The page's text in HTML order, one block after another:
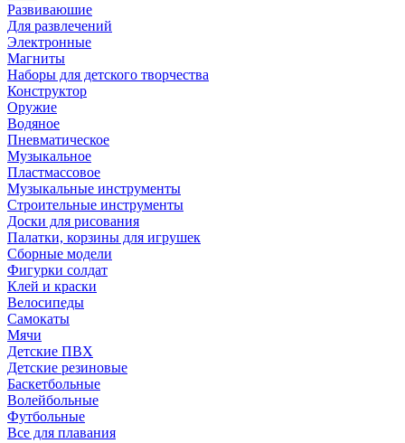
Развиваюшие
Для развлечений
Электронные
Магниты
Наборы для детского творчества
Конструктор
Оружие
Водяное
Пневматическое
Музыкальное
Пластмассовое
Музыкальные инструменты
Строительные инструменты
Доски для рисования
Палатки, корзины для игрушек
Сборные модели
Фигурки солдат
Клей и краски
Велосипеды
Самокаты
Мячи
Детские ПВХ
Детские резиновые
Баскетбольные
Волейбольные
Футбольные
Все для плавания